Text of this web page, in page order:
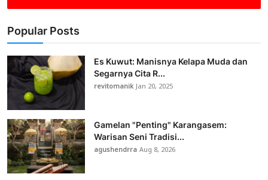
Popular Posts
Es Kuwut: Manisnya Kelapa Muda dan
Segarnya Cita R...
revitomanikJan 20, 2025
Gamelan "Penting" Karangasem:
Warisan Seni Tradisi...
agushendrraAug 8, 2026